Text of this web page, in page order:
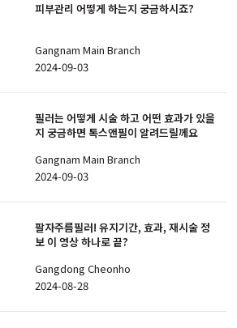
피부관리 어떻게 하는지 궁금하시죠?
Gangnam Main Branch
2024-09-03
필러는 어떻게 시술 하고 어떤 효과가 있을
지 궁금하면 톡스앤필이 알려드릴께요
Gangnam Main Branch
2024-09-03
팔자주름필러! 유지기간, 효과, 재시술 정
보 이 영상 하나로 끝?
Gangdong Cheonho
2024-08-28